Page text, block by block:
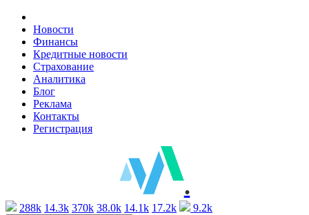
Новости
Финансы
Кредитные новости
Страхование
Аналитика
Блог
Реклама
Контакты
Регистрация
.
288k 14.3k 370k 38.0k 14.1k 17.2k 9.2k